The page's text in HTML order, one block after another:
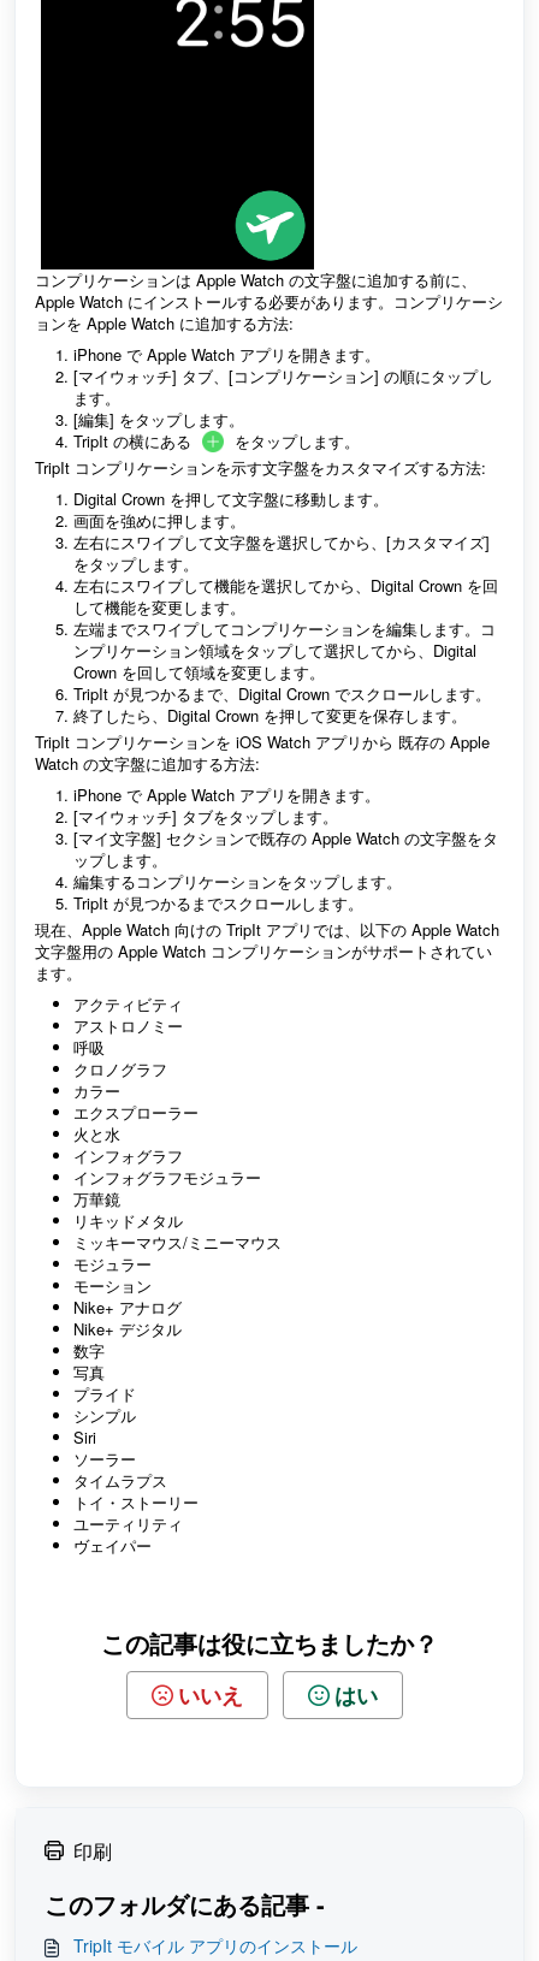
コンプリケーションは Apple Watch の文字盤に追加する前に、
Apple Watch にインストールする必要があります。 コンプリケーシ
ョンを Apple Watch に追加する方法:
iPhone で Apple Watch アプリを開きます。
[マイウォッチ] タブ、[コンプリケーション] の順にタップし
ます。
[編集] をタップします。
TripIt の横にある
をタップします。
TripIt コンプリケーションを示す文字盤をカスタマイズする方法:
Digital Crown を押して文字盤に移動します。
画面を強めに押します。
左右にスワイプして文字盤を選択してから、[カスタマイズ]
をタップします。
左右にスワイプして機能を選択してから、Digital Crown を回
して機能を変更します。
左端までスワイプしてコンプリケーションを編集します。コ
ンプリケーション領域をタップして選択してから、Digital
Crown を回して領域を変更します。
TripIt が見つかるまで、Digital Crown でスクロールします。
終了したら、Digital Crown を押して変更を保存します。
TripIt コンプリケーションを iOS Watch アプリから 既存の Apple
Watch の文字盤に追加する方法:
iPhone で Apple Watch アプリを開きます。
[マイウォッチ] タブをタップします。
[マイ文字盤] セクションで既存の Apple Watch の文字盤をタ
ップします。
編集するコンプリケーションをタップします。
TripIt が見つかるまでスクロールします。
現在、Apple Watch 向けの TripIt アプリでは、以下の Apple Watch
文字盤用の Apple Watch コンプリケーションがサポートされてい
ます。
アクティビティ
アストロノミー
呼吸
クロノグラフ
カラー
エクスプローラー
火と水
インフォグラフ
インフォグラフモジュラー
万華鏡
リキッドメタル
ミッキーマウス/ミニーマウス
モジュラー
モーション
Nike+ アナログ
Nike+ デジタル
数字
写真
プライド
シンプル
Siri
ソーラー
タイムラプス
トイ・ストーリー
ユーティリティ
ヴェイパー
この記事は役に立ちましたか？
いいえ はい
印刷
このフォルダにある記事 -
TripIt モバイル アプリのインストール